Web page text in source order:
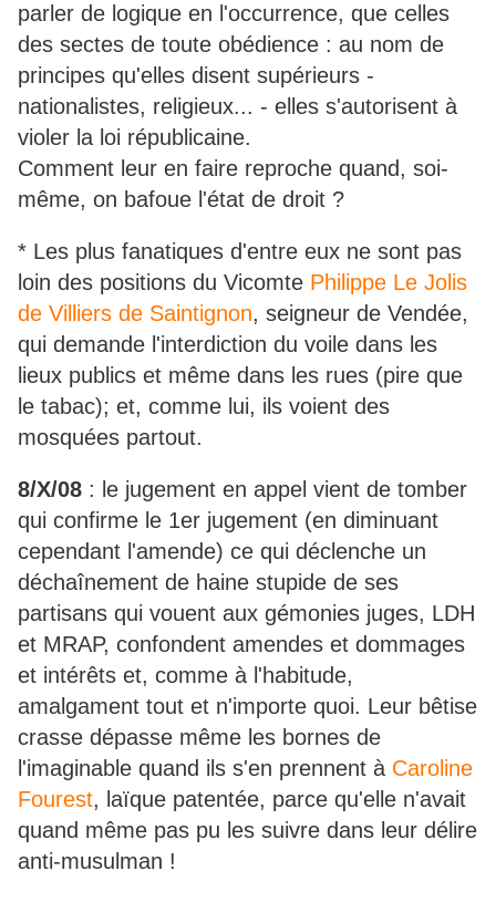
parler de logique en l'occurrence, que celles
des sectes de toute obédience : au nom de
principes qu'elles disent supérieurs -
nationalistes, religieux... - elles s'autorisent à
violer la loi républicaine.
Comment leur en faire reproche quand, soi-
même, on bafoue l'état de droit ?
* Les plus fanatiques d'entre eux ne sont pas
loin des positions du Vicomte Philippe Le Jolis
de Villiers de Saintignon, seigneur de Vendée,
qui demande l'interdiction du voile dans les
lieux publics et même dans les rues (pire que
le tabac); et, comme lui, ils voient des
mosquées partout.
8/X/08 : le jugement en appel vient de tomber
qui confirme le 1er jugement (en diminuant
cependant l'amende) ce qui déclenche un
déchaînement de haine stupide de ses
partisans qui vouent aux gémonies juges, LDH
et MRAP, confondent amendes et dommages
et intérêts et, comme à l'habitude,
amalgament tout et n'importe quoi. Leur bêtise
crasse dépasse même les bornes de
l'imaginable quand ils s'en prennent à Caroline
Fourest, laïque patentée, parce qu'elle n'avait
quand même pas pu les suivre dans leur délire
anti-musulman !